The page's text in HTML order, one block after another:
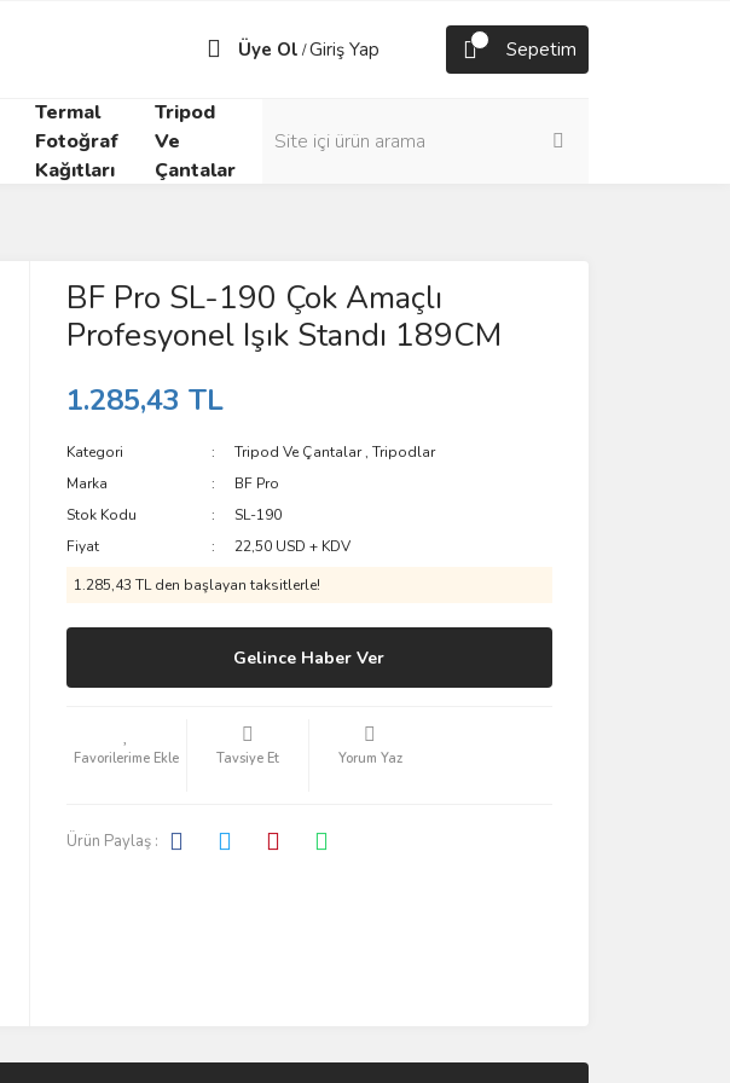
Üye Ol /Giriş Yap Sepetim
Termal
Fotoğraf
Kağıtları
Tripod
Ve
Çantalar
BF Pro SL-190 Çok Amaçlı
Profesyonel Işık Standı 189CM
1.285,43 TL
Kategori Tripod Ve Çantalar,Tripodlar
Marka
BF Pro
Stok Kodu
SL-190
Fiyat
22,50 USD + KDV
1.285,43 TL den başlayan taksitlerle!
Gelince Haber Ver
Tavsiye Et Yorum Yaz
Ürün Paylaş :